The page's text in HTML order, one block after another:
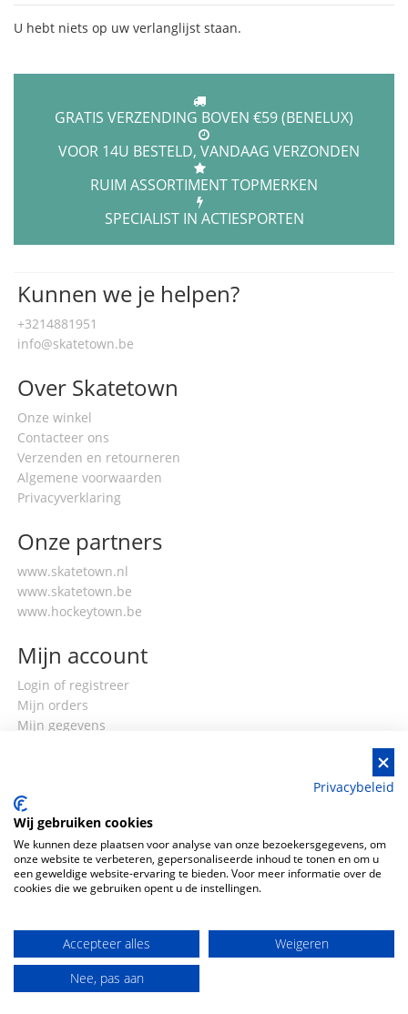
U hebt niets op uw verlanglijst staan.
GRATIS VERZENDING BOVEN €59 (BENELUX)
VOOR 14U BESTELD, VANDAAG VERZONDEN
RUIM ASSORTIMENT TOPMERKEN
SPECIALIST IN ACTIESPORTEN
Kunnen we je helpen?
+3214881951
info@skatetown.be
Over Skatetown
Onze winkel
Contacteer ons
Verzenden en retourneren
Algemene voorwaarden
Privacyverklaring
Onze partners
www.skatetown.nl
www.skatetown.be
www.hockeytown.be
Mijn account
Login of registreer
Mijn orders
Mijn gegevens
Copyright ©2026
SkateTown. Alle rechten
voorbehouden. Website door
Privacybeleid
Wij gebruiken cookies
We kunnen deze plaatsen voor analyse van onze bezoekersgegevens, om
onze website te verbeteren, gepersonaliseerde inhoud te tonen en om u
een geweldige website-ervaring te bieden. Voor meer informatie over de
cookies die we gebruiken opent u de instellingen.
Accepteer alles
Weigeren
Nee, pas aan